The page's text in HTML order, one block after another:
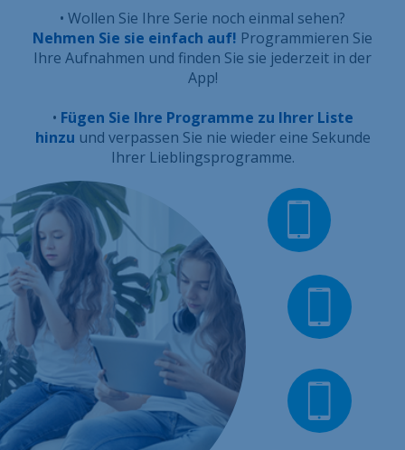
• Wollen Sie Ihre Serie noch einmal sehen?
Nehmen Sie sie einfach auf! Programmieren Sie
Ihre Aufnahmen und finden Sie sie jederzeit in der
App!
• Fügen Sie Ihre Programme zu Ihrer Liste
hinzu und verpassen Sie nie wieder eine Sekunde
Ihrer Lieblingsprogramme.